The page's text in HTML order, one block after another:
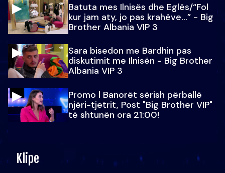
Batuta mes Ilnisës dhe Eglës/“Fol
kur jam aty, jo pas krahëve…” - Big
Brother Albania VIP 3
Sara bisedon me Bardhin pas
diskutimit me Ilnisën - Big Brother
Albania VIP 3
Promo l Banorët sërish përballë
njëri-tjetrit, Post "Big Brother VIP"
të shtunën ora 21:00!
Klipe